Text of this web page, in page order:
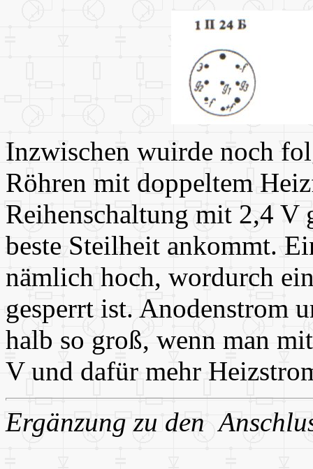
Inzwischen wuirde noch
Röhren mit doppeltem
Reihenschaltung mit 2,4 V
beste Steilheit ankommt.
nämlich hoch, wordurch
gesperrt ist. Anodenstrom
halb so groß, wenn man
V und dafür mehr
Ergänzung zu den